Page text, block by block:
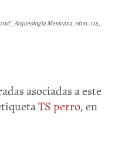
Arqueología Mexicana, núm. 125,
asociadas a este
TS perro, en